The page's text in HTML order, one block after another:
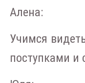
Алена:
Учимся
поступками и